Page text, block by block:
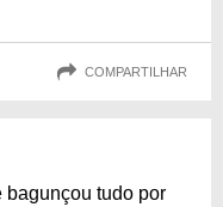
COMPARTILHAR
bagunçou tudo por